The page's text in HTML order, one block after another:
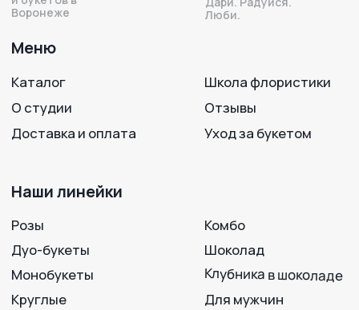
+7 950 750 07-56
Вход с ул. Театральная
Напишите нам — Подписывайтесь
г. Воронеж, ул. 25 Октября, 33
LAVANDA